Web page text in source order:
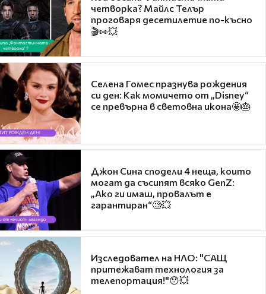
четворка? Майлс Телър
проговаря десетилетие по-късно
🎬👀💥
Селена Гомес празнува рождения
си ден: Как момичето от „Disney“
се превърна в световна икона🤩🎂
Джон Сина сподели 4 неща, които
могат да съсипят всяко GenZ:
„Ако ги имаш, провалът е
гарантиран“🧐💥
Изследовател на НЛО: "САЩ
притежават технология за
телепортация!"😯💥